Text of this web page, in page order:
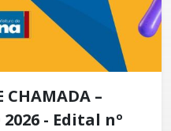
CHAMADA –
2026 - Edital nº